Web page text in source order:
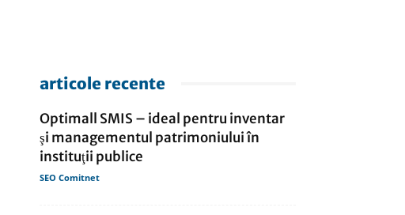
articole recente
Optimall SMIS – ideal pentru inventar
şi managementul patrimoniului în
instituţii publice
SEO Comitnet